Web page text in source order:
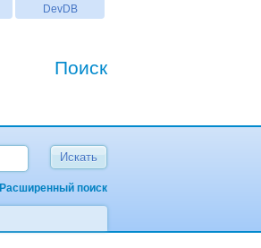
DevDB
Поиск
Расширенный поиск